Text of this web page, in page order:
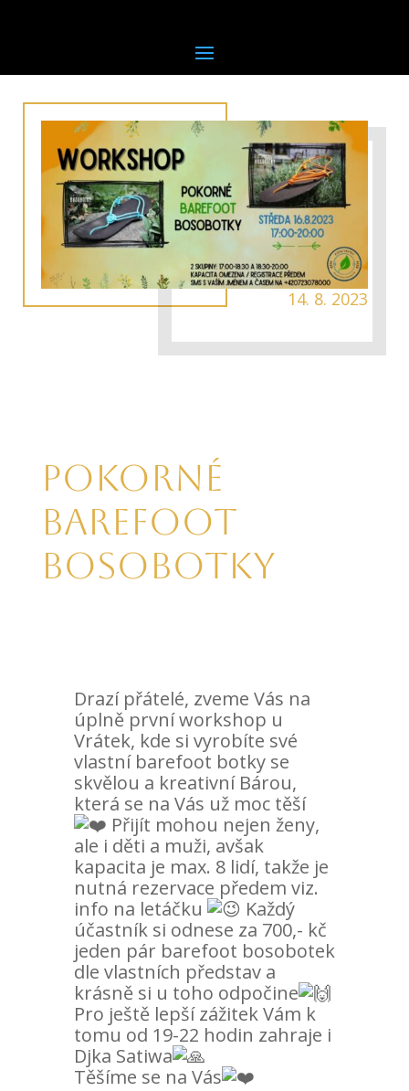
14. 8. 2023
Pokorné
barefoot
bosobotky
Drazí přátelé, zveme Vás na
úplně první workshop u
Vrátek, kde si vyrobíte své
vlastní barefoot botky se
skvělou a kreativní Bárou,
která se na Vás už moc těší
Přijít mohou nejen ženy,
ale i děti a muži, avšak
kapacita je max. 8 lidí, takže je
nutná rezervace předem viz.
info na letáčku
Každý
účastník si odnese za 700,- kč
jeden pár barefoot bosobotek
dle vlastních představ a
krásně si u toho odpočine
Pro ještě lepší zážitek Vám k
tomu od 19-22 hodin zahraje i
Djka Satiwa
Těšíme se na Vás